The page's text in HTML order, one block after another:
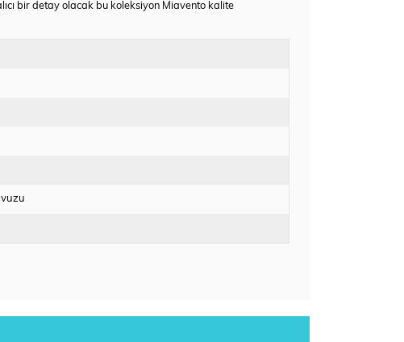
bir detay olacak bu koleksiyon Miavento kalite